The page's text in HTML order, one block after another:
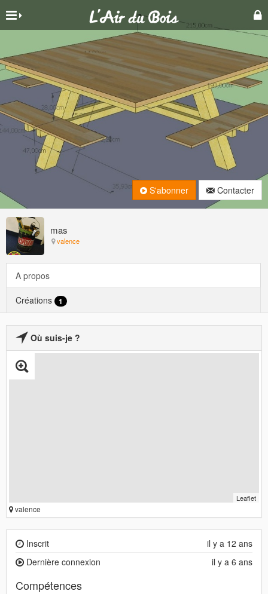
mas
valence
S'abonner Contacter
A propos
Créations 1
Où suis-je ?
Leaflet
valence
il y a 12 ans
Inscrit
il y a 6 ans
Dernière connexion
Compétences